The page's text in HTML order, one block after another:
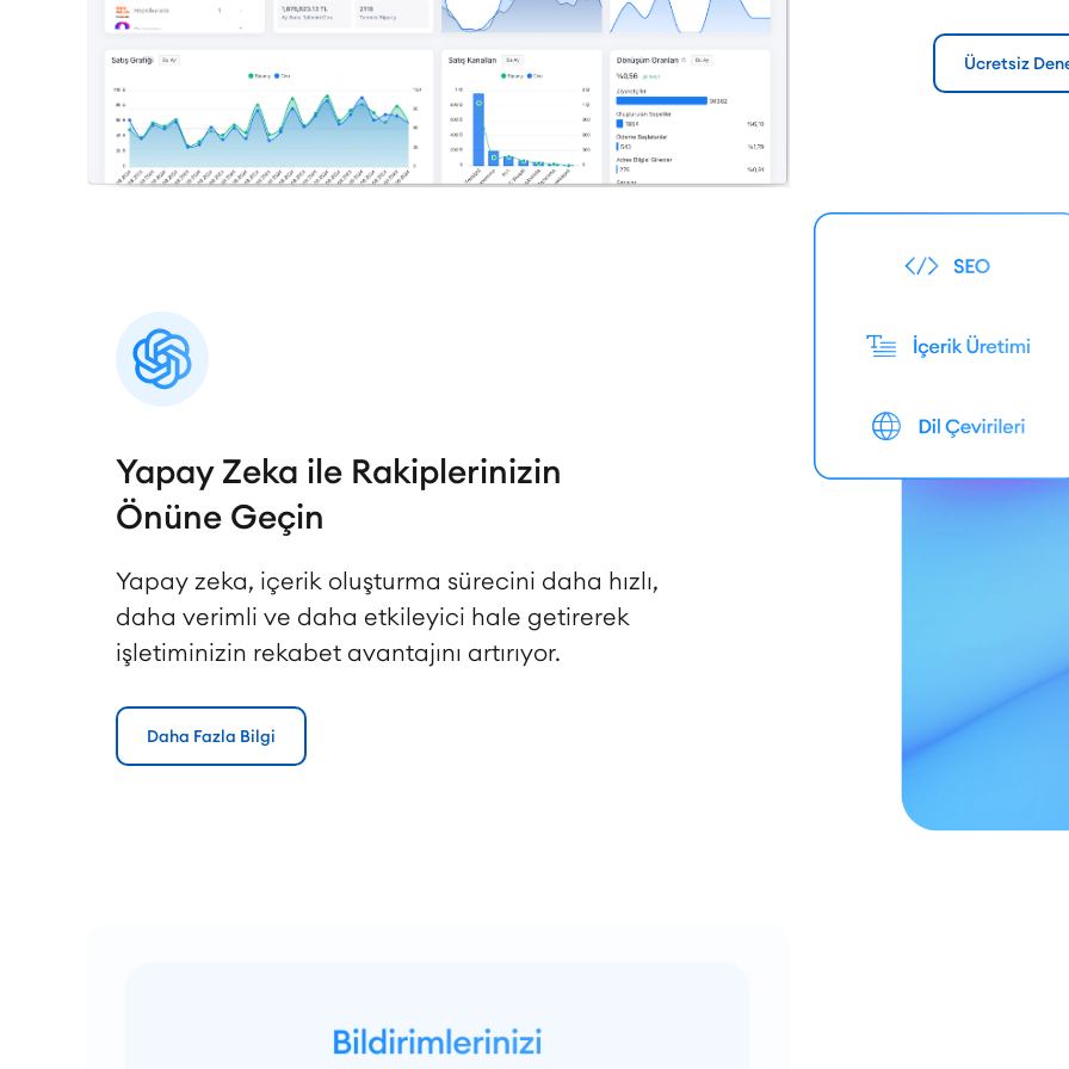
Ücretsiz
Yapay Zeka ile Rakiplerinizin
Önüne Geçin
Yapay zeka, içerik oluşturma sürecini daha hızlı,
daha verimli ve daha etkileyici hale getirerek
işletiminizin rekabet avantajını artırıyor.
Daha Fazla Bilgi